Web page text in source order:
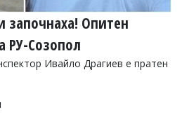
започнаха! Опитен
РУ-Созопол
Ивайло Драгиев е пратен